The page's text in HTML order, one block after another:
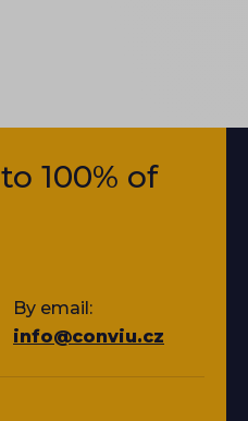
100% of
By email:
info@conviu.cz